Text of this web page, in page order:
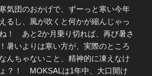
気団のおかげで、ずーっと寒い今年
るし、風が吹くと何かが縮んじゃっ
！ あと2か月乗り切れば、再び暑さ
暑いよりは寒い方が、実際のところ
んちゃないこと、精神的に凍えなけ
？！ MOKSALは1年中、大口開け